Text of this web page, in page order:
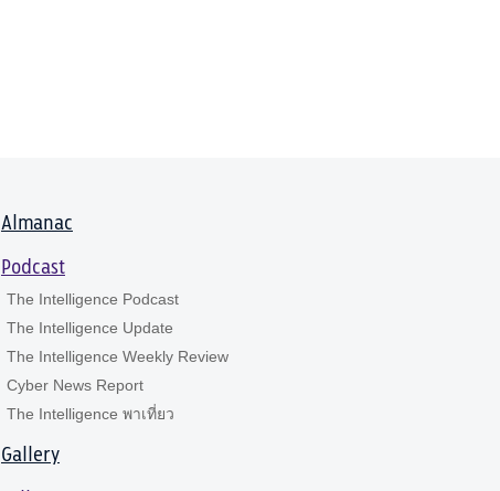
Almanac
Podcast
The Intelligence Podcast
The Intelligence Update
The Intelligence Weekly Review
Cyber News Report
The Intelligence พาเที่ยว
Gallery